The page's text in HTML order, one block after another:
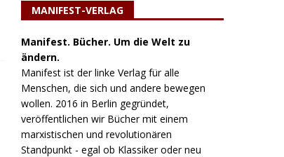
MANIFEST-VERLAG
Manifest. Bücher. Um die Welt zu
ändern.
Manifest ist der linke Verlag für alle
Menschen, die sich und andere bewegen
wollen. 2016 in Berlin gegründet,
veröffentlichen wir Bücher mit einem
marxistischen und revolutionären
Standpunkt - egal ob Klassiker oder neu